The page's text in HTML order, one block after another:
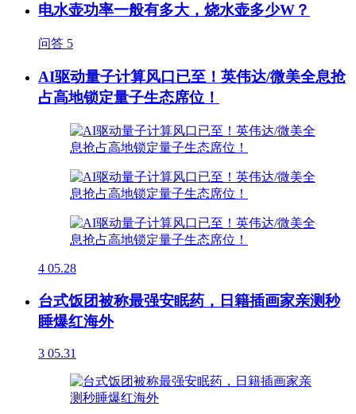
电水壶功率一般有多大，烧水壶多少W？
问答 5
AI驱动量子计算风口已至！英伟达/微美全息抢
占高地锁定量子生态席位！
4 05.28
台式饭团被称最强安眠药，日籍插画家亲测秒
睡爆红海外
3 05.31